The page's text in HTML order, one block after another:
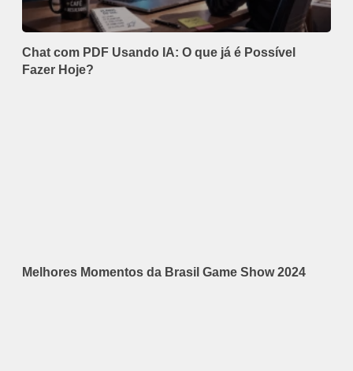
Chat com PDF Usando IA: O que já é Possível
Fazer Hoje?
Melhores Momentos da Brasil Game Show 2024